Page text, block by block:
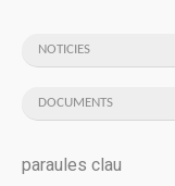
NOTICIES
DOCUMENTS